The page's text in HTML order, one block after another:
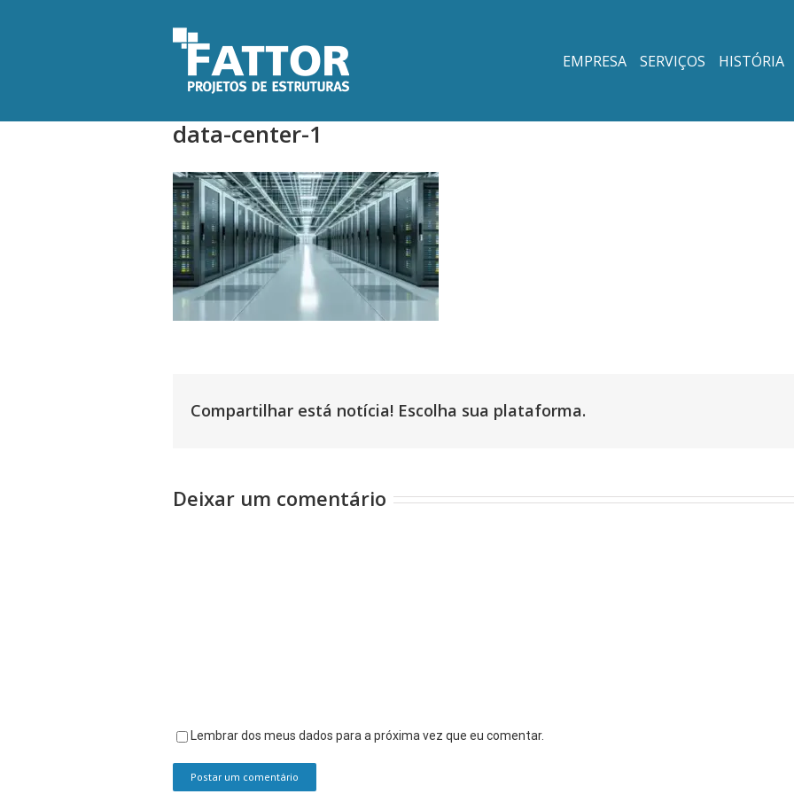
EMPRESA SERVIÇOS HISTÓRIA
data-center-1
Compartilhar está notícia! Escolha sua plataforma.
Deixar um comentário
Lembrar dos meus dados para a próxima vez que eu comentar.